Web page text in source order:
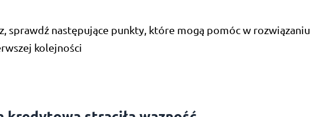
sprawdź następujące punkty, które mogą pomóc w rozwiązaniu
kolejności